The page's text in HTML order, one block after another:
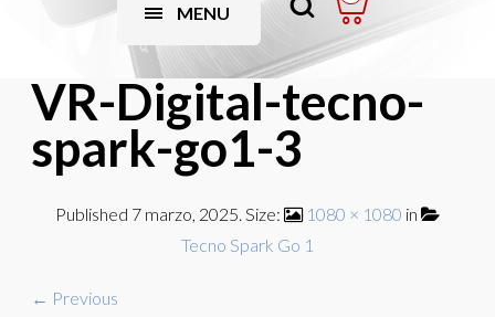
MENU
VR-Digital-tecno-
spark-go1-3
Published 7 marzo, 2025. Size: 1080 × 1080 in
Tecno Spark Go 1
← Previous